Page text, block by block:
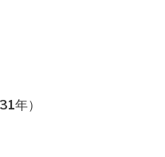
年）